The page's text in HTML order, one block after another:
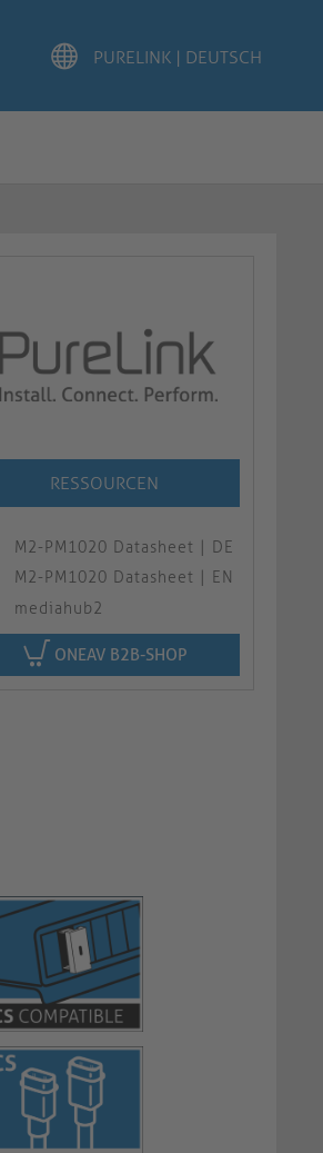
RESSOURCEN
M2-PM1020 Datasheet | DE
M2-PM1020 Datasheet | EN
mediahub2
ONEAV B2B-SHOP